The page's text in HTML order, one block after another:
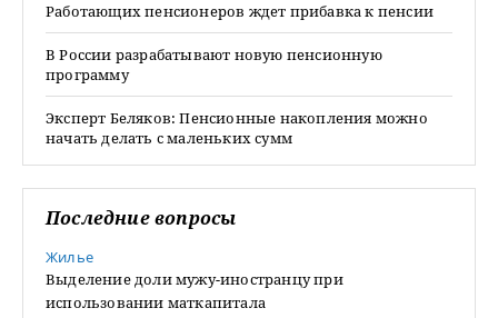
Работающих пенсионеров ждет прибавка к пенсии
В России разрабатывают новую пенсионную
программу
Эксперт Беляков: Пенсионные накопления можно
начать делать с маленьких сумм
Последние вопросы
Жилье
Выделение доли мужу-иностранцу при
использовании маткапитала